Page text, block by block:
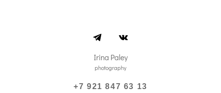
Irina Paley
photography
+7 921 847 63 13